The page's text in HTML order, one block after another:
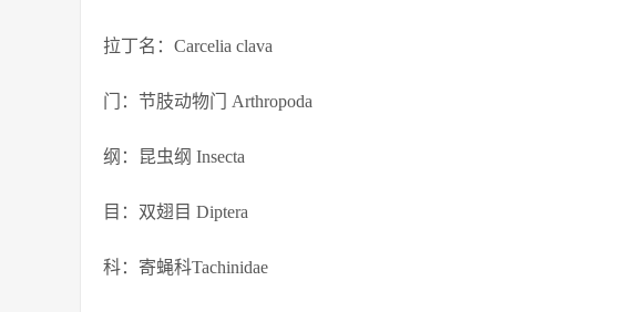
拉丁名：Carcelia clava
门：节肢动物门 Arthropoda
纲：昆虫纲 Insecta
目：双翅目 Diptera
科：寄蝇科Tachinidae